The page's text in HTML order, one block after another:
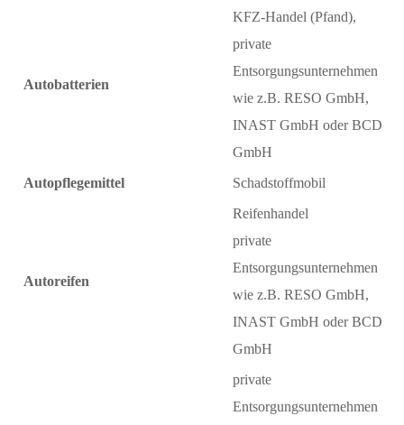
Autobatterien
KFZ-Handel (Pfand),
private
Entsorgungsunternehmen
wie z.B. RESO GmbH,
INAST GmbH oder BCD
GmbH
Autopflegemittel
Schadstoffmobil
Autoreifen
Reifenhandel
private
Entsorgungsunternehmen
wie z.B. RESO GmbH,
INAST GmbH oder BCD
GmbH
private
Entsorgungsunternehmen